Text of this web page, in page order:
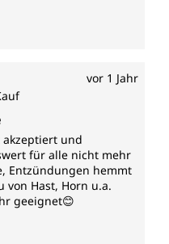
vor 1 Jahr
von 5 von 5 Sternen
akzeptiert und
für alle nicht mehr
Entzündungen hemmt
von Hast, Horn u.a.
geeignet😊